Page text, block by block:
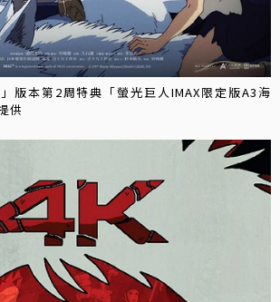
版本第2周特典「螢光巨人IMAX限定版A3海
供